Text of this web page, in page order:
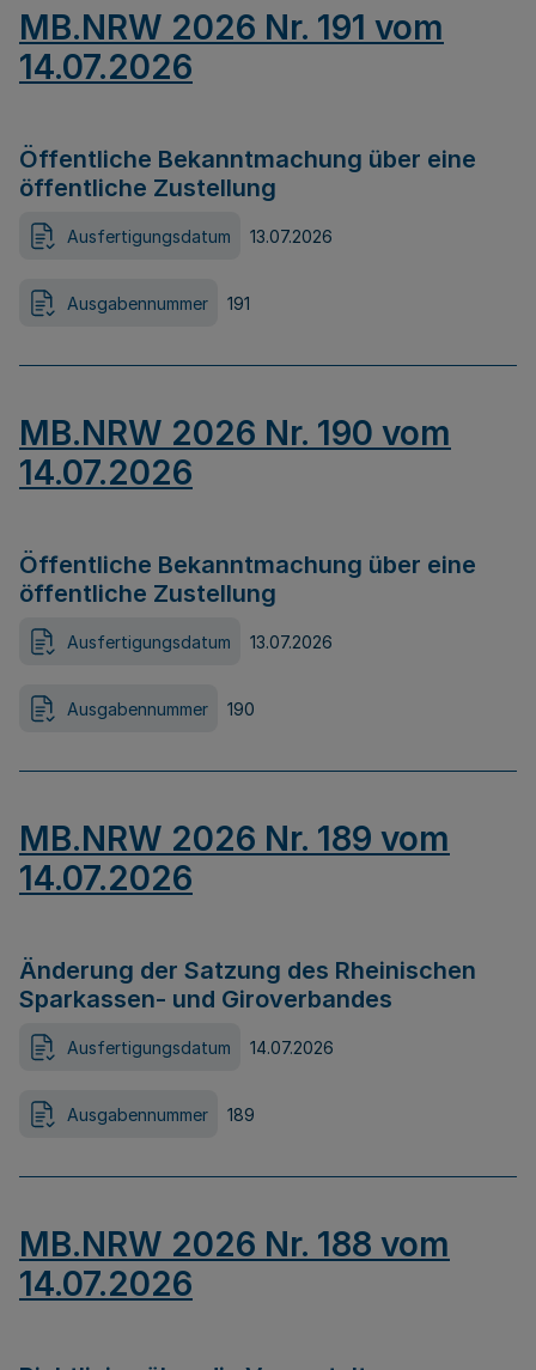
MB.NRW 2026 Nr. 191 vom
14.07.2026
Öffentliche Bekanntmachung über eine
öffentliche Zustellung
Ausfertigungsdatum 13.07.2026
Ausgabennummer 191
MB.NRW 2026 Nr. 190 vom
14.07.2026
Öffentliche Bekanntmachung über eine
öffentliche Zustellung
Ausfertigungsdatum 13.07.2026
Ausgabennummer 190
MB.NRW 2026 Nr. 189 vom
14.07.2026
Änderung der Satzung des Rheinischen
Sparkassen- und Giroverbandes
Ausfertigungsdatum 14.07.2026
Ausgabennummer 189
MB.NRW 2026 Nr. 188 vom
14.07.2026